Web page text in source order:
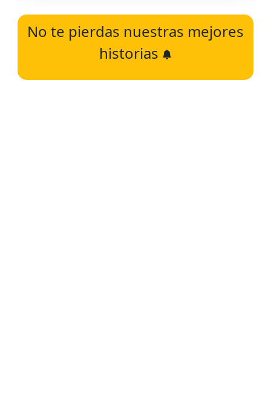
No te pierdas nuestras mejores
historias